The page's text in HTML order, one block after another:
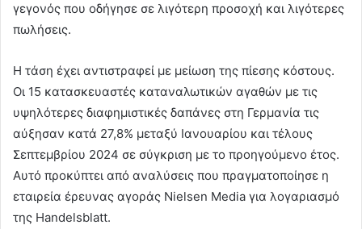
γεγονός που οδήγησε σε λιγότερη προσοχή και λιγότερες
πωλήσεις.
Η τάση έχει αντιστραφεί με μείωση της πίεσης κόστους.
Οι 15 κατασκευαστές καταναλωτικών αγαθών με τις
υψηλότερες διαφημιστικές δαπάνες στη Γερμανία τις
αύξησαν κατά 27,8% μεταξύ Ιανουαρίου και τέλους
Σεπτεμβρίου 2024 σε σύγκριση με το προηγούμενο έτος.
Αυτό προκύπτει από αναλύσεις που πραγματοποίησε η
εταιρεία έρευνας αγοράς Nielsen Media για λογαριασμό
της Handelsblatt.